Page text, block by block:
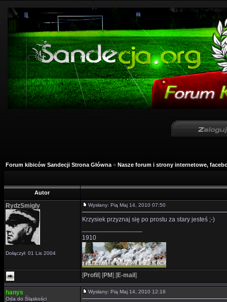
Forum kibiców Sandecji Strona Główna » Nasze forum i strony internetowe,
Autor
RydzSmigly
Dołączył: 01 Lis 2004
Wysłany: Pią Maj 14, 2010 07:50
Krzysiek przyznaj się po prostu za stary jesteś ;-)
1910
[Profil ] [PM] [E-mail ]
hanys
Oda do Śląskości
Wysłany: Pią Maj 14, 2010 12:16